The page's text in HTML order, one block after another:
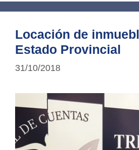
Locación de
Estado Provincial
31/10/2018